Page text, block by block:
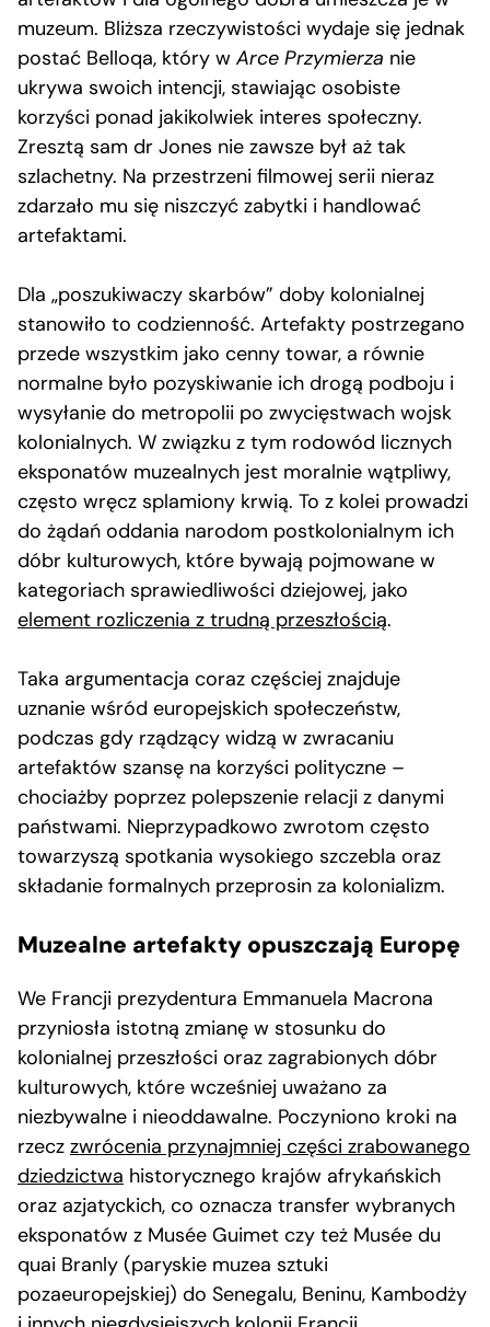
muzeum. Bliższa rzeczywistości wydaje się jednak
postać Belloqa, który w Arce Przymierza nie
ukrywa swoich intencji, stawiając osobiste
korzyści ponad jakikolwiek interes społeczny.
Zresztą sam dr Jones nie zawsze był aż tak
szlachetny. Na przestrzeni filmowej serii nieraz
zdarzało mu się niszczyć zabytki i handlować
artefaktami.
Dla „poszukiwaczy skarbów” doby kolonialnej
stanowiło to codzienność. Artefakty postrzegano
przede wszystkim jako cenny towar, a równie
normalne było pozyskiwanie ich drogą podboju i
wysyłanie do metropolii po zwycięstwach wojsk
kolonialnych. W związku z tym rodowód licznych
eksponatów muzealnych jest moralnie wątpliwy,
często wręcz splamiony krwią. To z kolei prowadzi
do żądań oddania narodom postkolonialnym ich
dóbr kulturowych, które bywają pojmowane w
kategoriach sprawiedliwości dziejowej, jako
element rozliczenia z trudną przeszłością.
Taka argumentacja coraz częściej znajduje
uznanie wśród europejskich społeczeństw,
podczas gdy rządzący widzą w zwracaniu
artefaktów szansę na korzyści polityczne –
chociażby poprzez polepszenie relacji z danymi
państwami. Nieprzypadkowo zwrotom często
towarzyszą spotkania wysokiego szczebla oraz
składanie formalnych przeprosin za kolonializm.
Muzealne artefakty opuszczają Europę
We Francji prezydentura Emmanuela Macrona
przyniosła istotną zmianę w stosunku do
kolonialnej przeszłości oraz zagrabionych dóbr
kulturowych, które wcześniej uważano za
niezbywalne i nieoddawalne. Poczyniono kroki na
rzecz zwrócenia przynajmniej części zrabowanego
dziedzictwa historycznego krajów afrykańskich
oraz azjatyckich, co oznacza transfer wybranych
eksponatów z Musée Guimet czy też Musée du
quai Branly (paryskie muzea sztuki
pozaeuropejskiej) do Senegalu, Beninu, Kambodży